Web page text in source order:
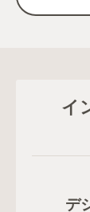
イ
デ